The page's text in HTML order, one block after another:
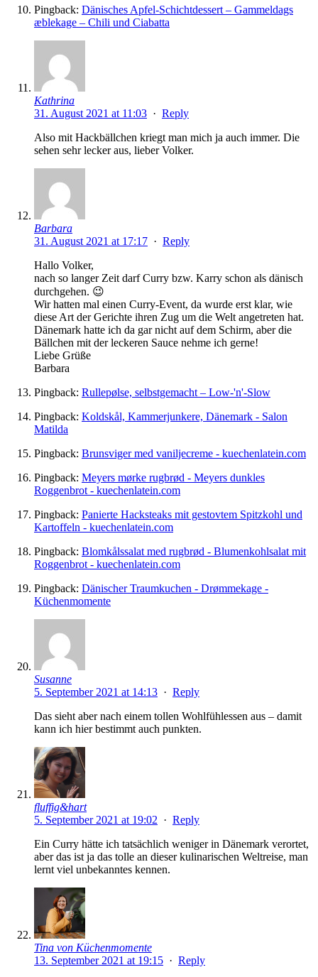
Pingback: Dänisches Apfel-Schichtdessert – Gammeldags
æblekage – Chili und Ciabatta
Kathrina
31. August 2021 at 11:03 · Reply
Also mit Hackbällchen kriegt man mich ja auch immer. Die
sehen sehr lecker aus, lieber Volker.
Barbara
31. August 2021 at 17:17 · Reply
Hallo Volker,
nach so langer Zeit darf Curry bzw. Karry schon als dänisch
durchgehen. 😉
Wir hatten mal einen Curry-Event, da wurde erst klar, wie
diese Art der Gerichte ihren Zug um die Welt angetreten hat.
Dänemark hatte ich da gar nicht auf dem Schirm, aber die
Bällchen mit der leckeren Sauce nehme ich gerne!
Liebe Grüße
Barbara
Pingback: Rullepølse, selbstgemacht – Low-'n'-Slow
Pingback: Koldskål, Kammerjunkere, Dänemark - Salon
Matilda
Pingback: Brunsviger med vaniljecreme - kuechenlatein.com
Pingback: Meyers mørke rugbrød - Meyers dunkles
Roggenbrot - kuechenlatein.com
Pingback: Panierte Hacksteaks mit gestovtem Spitzkohl und
Kartoffeln - kuechenlatein.com
Pingback: Blomkålssalat med rugbrød - Blumenkohlsalat mit
Roggenbrot - kuechenlatein.com
Pingback: Dänischer Traumkuchen - Drømmekage -
Küchenmomente
Susanne
5. September 2021 at 14:13 · Reply
Das sieht aber nach einem tollen Wohlfühlessen aus – damit
kann ich hier bestimmt auch punkten.
fluffig&hart
5. September 2021 at 19:02 · Reply
Ein Curry hätte ich tatsächlich weniger in Dänemark verortet,
aber das ist ja das tolle an dieser kulinarischen Weltreise, man
lernt viel unbekanntes kennen.
Tina von Küchenmomente
13. September 2021 at 19:15 · Reply